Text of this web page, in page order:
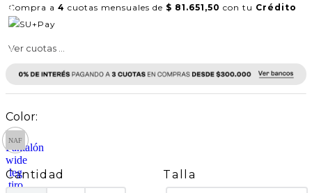
Compra a 4 cuotas mensuales de $ 81.651,50 con tu Crédito
Ver cuotas ...
Cantidad Talla